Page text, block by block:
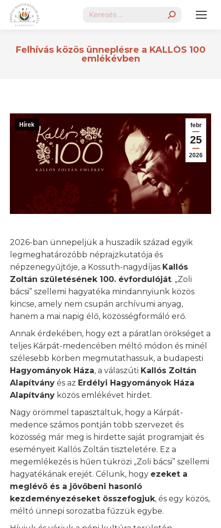
Search:
Felhívás közös ünneplésre a KALLÓS 100
emlékévben
febr
25
2026
Hírek
2026-ban ünnepeljük a huszadik század egyik
legmeghatározóbb néprajzkutatója és
népzenegyűjtője, a Kossuth-nagydíjas Kallós
Zoltán születésének 100. évfordulóját. „Zoli
bácsi” szellemi hagyatéka mindannyiunk közös
kincse, amely nem csupán archívumi anyag,
hanem a mai napig élő, közösségformáló erő.
Annak érdekében, hogy ezt a páratlan örökséget a
teljes Kárpát-medencében méltó módon és minél
szélesebb körben megmutathassuk, a budapesti
Hagyományok Háza, a válaszúti Kallós Zoltán
Alapítvány és az Erdélyi Hagyományok Háza
Alapítvány közös emlékévet hirdet.
Nagy örömmel tapasztaltuk, hogy a Kárpát-
medence számos pontján több szervezet és
közösség már meg is hirdette saját programjait és
eseményeit Kallós Zoltán tiszteletére. Ez a
megemlékezés is hűen tükrözi „Zoli bácsi” szellemi
hagyatékának erejét. Célunk, hogy ezeket a
meglévő és a jövőbeni hasonló
kezdeményezéseket összefogjuk, és egy közös,
méltó ünnepi sorozatba fűzzük egybe.